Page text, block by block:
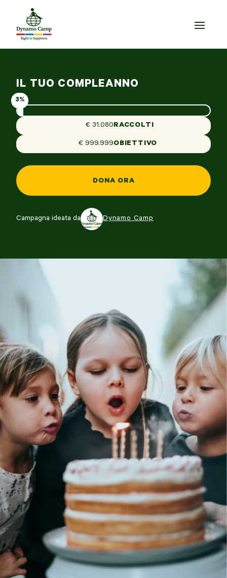
IL TUO COMPLEANNO
3%
€ 31.080RACCOLTI
€ 999.999OBIETTIVO
DONA ORA
Campagna ideata da Dynamo Camp